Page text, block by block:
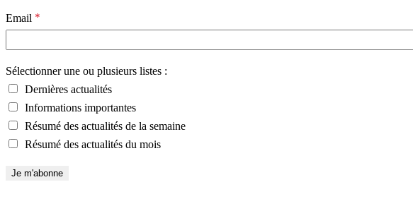
Email *
Sélectionner une ou plusieurs listes :
Dernières actualités
Informations importantes
Résumé des actualités de la semaine
Résumé des actualités du mois